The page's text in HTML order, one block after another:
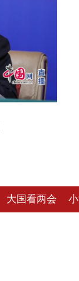
大国看两会